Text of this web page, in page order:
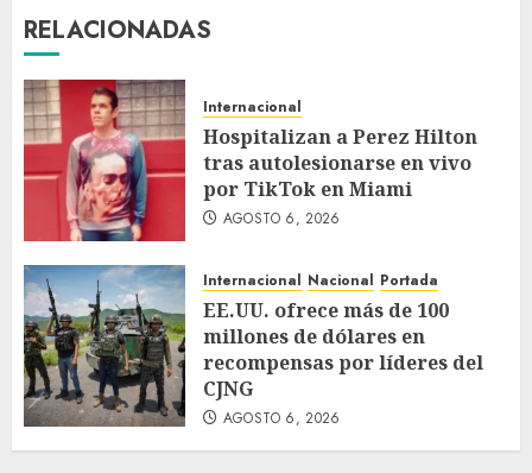
RELACIONADAS
Internacional
Hospitalizan a Perez Hilton
tras autolesionarse en vivo
por TikTok en Miami
AGOSTO 6, 2026
Internacional Nacional Portada
EE.UU. ofrece más de 100
millones de dólares en
recompensas por líderes del
CJNG
AGOSTO 6, 2026